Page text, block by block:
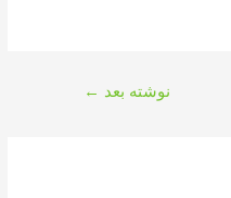
نوشته بعد ←